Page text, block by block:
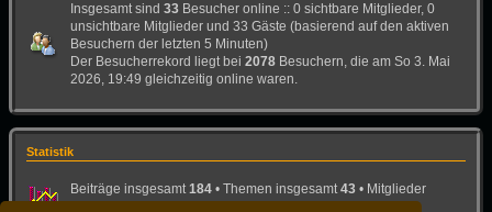
Insgesamt sind 33 Besucher online :: 0 sichtbare Mitglieder, 0
unsichtbare Mitglieder und 33 Gäste (basierend auf den aktiven
Besuchern der letzten 5 Minuten)
Der Besucherrekord liegt bei 2078 Besuchern, die am So 3. Mai
2026, 19:49 gleichzeitig online waren.
Statistik
Beiträge insgesamt 184 • Themen insgesamt 43 • Mitglieder
insgesamt26• Unser neuestes Mitglied:Bad-Dog